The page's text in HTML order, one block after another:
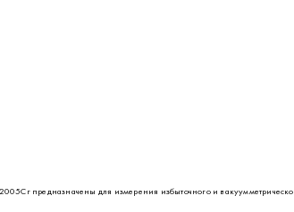
предназначены для измерения избыточного и